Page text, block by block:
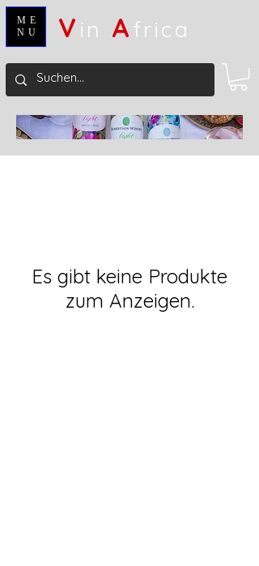
V in Africa
ME
NU
Es gibt keine Produkte
zum Anzeigen.